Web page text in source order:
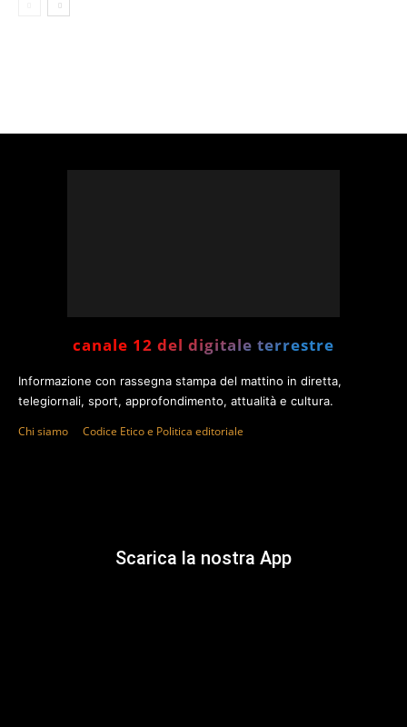
canale 12 del digitale terrestre
Informazione con rassegna stampa del mattino in diretta,
telegiornali, sport, approfondimento, attualità e cultura.
Chi siamo Codice Etico e Politica editoriale
Scarica la nostra App